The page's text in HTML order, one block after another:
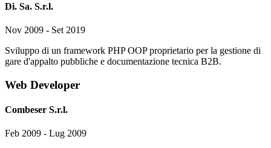
Di. Sa. S.r.l.
Nov 2009 - Set 2019
Sviluppo di un framework PHP OOP proprietario per la gestione di
gare d'appalto pubbliche e documentazione tecnica B2B.
Web Developer
Combeser S.r.l.
Feb 2009 - Lug 2009